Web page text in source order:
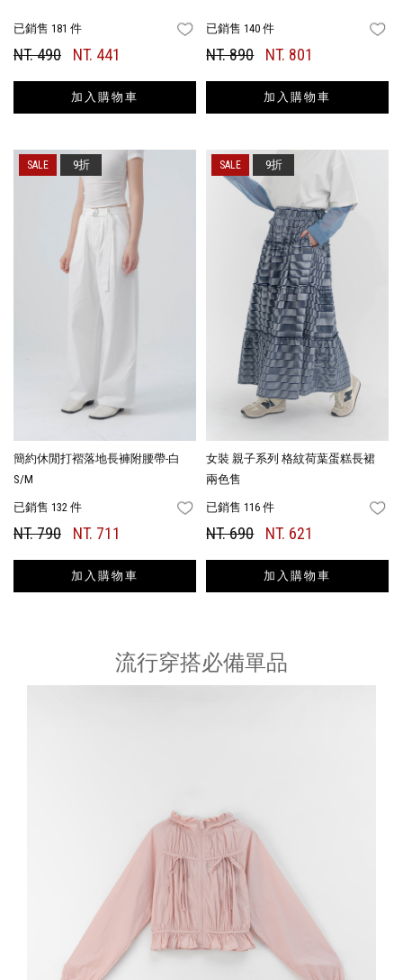
已銷售 181 件 FAVORITES
NT. 490 NT. 441
加入購物車
已銷售 140 件
NT. 890 NT. 801
加入購物車
簡約休閒打褶落地長褲附腰帶-白
S/M
已銷售 132 件 FAVORITES
NT. 790 NT. 711
加入購物車
9折
女裝 親子系列 格紋荷葉蛋糕長裙
兩色售
已銷售 116 件
NT. 690 NT. 621
加入購物車
9折
流行穿搭必備單品